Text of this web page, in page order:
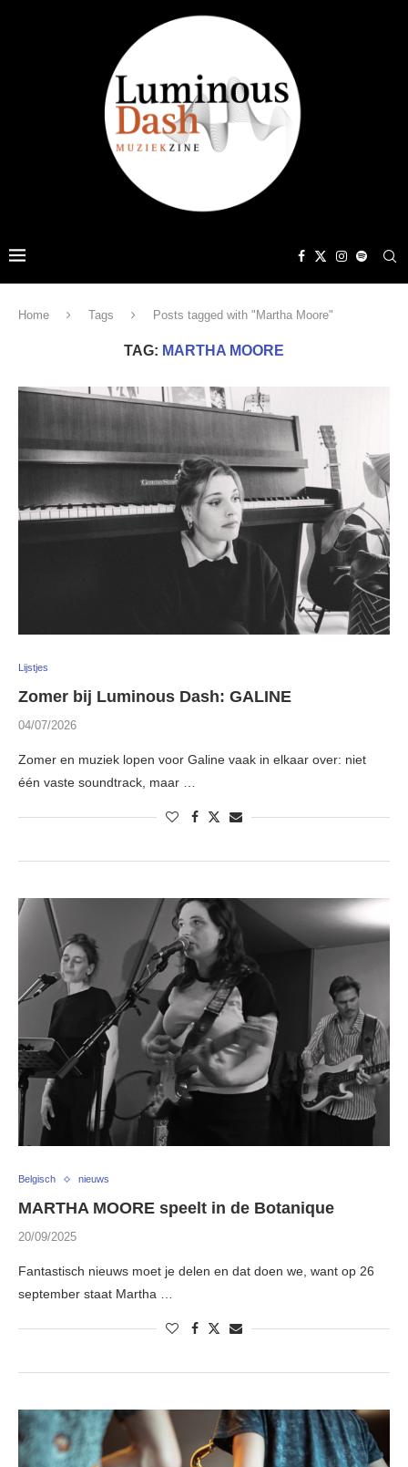
Home Tags Posts tagged with "Martha Moore"
TAG: MARTHA MOORE
Lijstjes
Zomer bij Luminous Dash: GALINE
04/07/2026
Zomer en muziek lopen voor Galine vaak in elkaar over: niet
één vaste soundtrack, maar …
Belgisch nieuws
MARTHA MOORE speelt in de Botanique
20/09/2025
Fantastisch nieuws moet je delen en dat doen we, want op 26
september staat Martha …